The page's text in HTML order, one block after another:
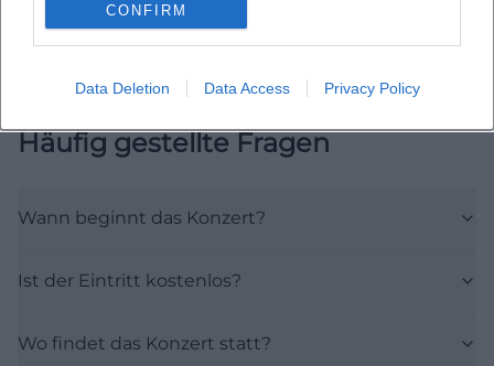
CONFIRM
Data Deletion Data Access Privacy Policy
Häufig gestellte Fragen
Wann beginnt das Konzert?
Ist der Eintritt kostenlos?
Wo findet das Konzert statt?